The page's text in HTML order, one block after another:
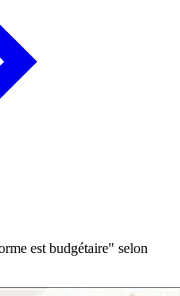
est budgétaire" selon